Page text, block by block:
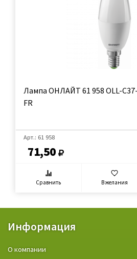
Лампа ОНЛАЙТ 61 958 OLL-
FR
Арт.: 61 958
71,50
Сравнить В желания
Информация
О компании